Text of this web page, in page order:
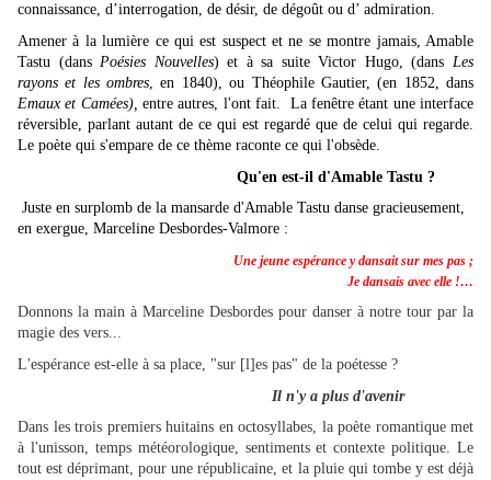
connaissance, d’interrogation, de désir, de dégoût ou d’ admiration.
Amener à la lumière ce qui est suspect et ne se montre jamais, Amable
Tastu (dans Poésies Nouvelles) et à sa suite Victor Hugo, (dans Les
rayons et les ombres , en 1840), ou Théophile Gautier, (en 1852, dans
Emaux et Camées), entre autres, l'ont fait. La fenêtre étant une interface
réversible, parlant autant de ce qui est regardé que de celui qui regarde.
Le poète qui s'empare de ce thème raconte ce qui l'obsède.
Qu'en est-il d'Amable Tastu ?
Juste en surplomb de la mansarde d'Amable Tastu danse gracieusement,
en exergue, Marceline Desbordes-Valmore :
Une jeune espérance y dansait sur mes pas ;
Je dansais avec elle !…
Donnons la main à Marceline Desbordes pour danser à notre tour par la
magie des vers...
L'espérance est-elle à sa place, "sur [l]es pas" de la poétesse ?
Il n'y a plus d'avenir
Dans les trois premiers huitains en octosyllabes, la poète romantique met
à l'unisson, temps météorologique, sentiments et contexte politique. Le
tout est déprimant, pour une républicaine, et la pluie qui tombe y est déjà